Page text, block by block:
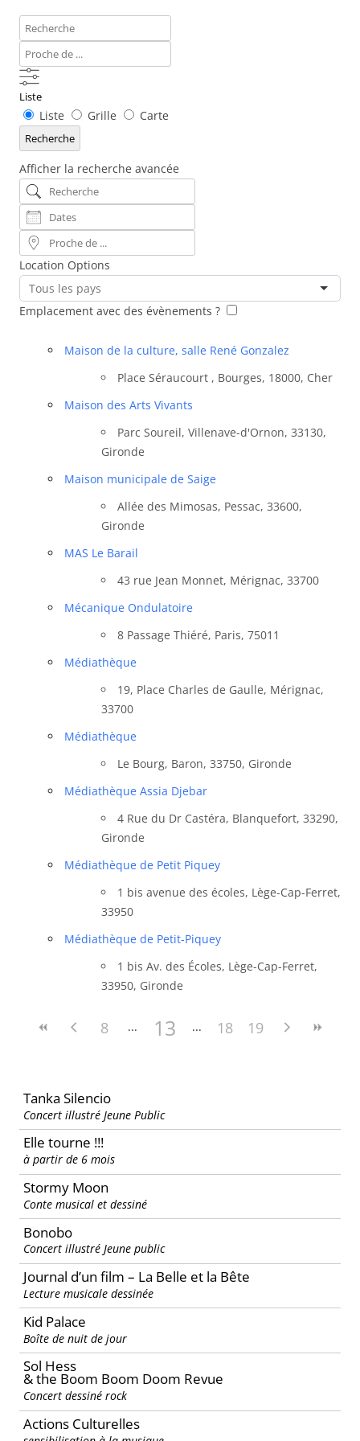
Recherche
Proche
de
...
Liste
Type
d’affichage
des
résultats
de
la
recherche
Liste Grille Carte
Recherche
Afficher la recherche avancée
Recherche
Dates
Proche
de
...
Location Options
Pays
Emplacement avec des évènements ?
Maison de la culture, salle René Gonzalez
Place Séraucourt , Bourges, 18000, Cher
Maison des Arts Vivants
Parc Soureil, Villenave-d'Ornon, 33130,
Gironde
Maison municipale de Saige
Allée des Mimosas, Pessac, 33600,
Gironde
MAS Le Barail
43 rue Jean Monnet, Mérignac, 33700
Mécanique Ondulatoire
8 Passage Thiéré, Paris, 75011
Médiathèque
19, Place Charles de Gaulle, Mérignac,
33700
Médiathèque
Le Bourg, Baron, 33750, Gironde
Médiathèque Assia Djebar
4 Rue du Dr Castéra, Blanquefort, 33290,
Gironde
Médiathèque de Petit Piquey
1 bis avenue des écoles, Lège-Cap-Ferret,
33950
Médiathèque de Petit-Piquey
1 bis Av. des Écoles, Lège-Cap-Ferret,
33950, Gironde
8 13 18 19
Tanka Silencio
Concert illustré Jeune Public
Elle tourne !!!
à partir de 6 mois
Stormy Moon
Conte musical et dessiné
Bonobo
Concert illustré Jeune public
Journal d’un film – La Belle et la Bête
Lecture musicale dessinée
Kid Palace
Boîte de nuit de jour
Sol Hess
& the Boom Boom Doom Revue
Concert dessiné rock
Actions Culturelles